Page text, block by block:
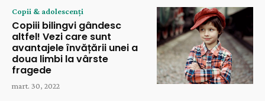
Copii & adolescenți
Copiii bilingvi gândesc
altfel! Vezi care sunt
avantajele învățării unei a
doua limbi la vârste
fragede
mart. 30, 2022